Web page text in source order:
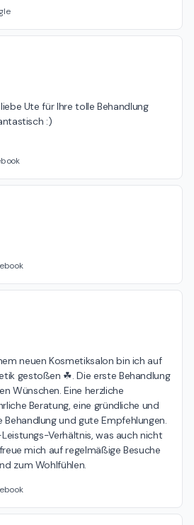
Ute für Ihre tolle Behandlung
:)
neuen Kosmetiksalon bin ich auf
gestoßen ☘. Die erste Behandlung
Wünschen. Eine herzliche
Beratung, eine gründliche und
Behandlung und gute Empfehlungen.
Verhältnis, was auch nicht
mich auf regelmäßige Besuche
zum Wohlfühlen.